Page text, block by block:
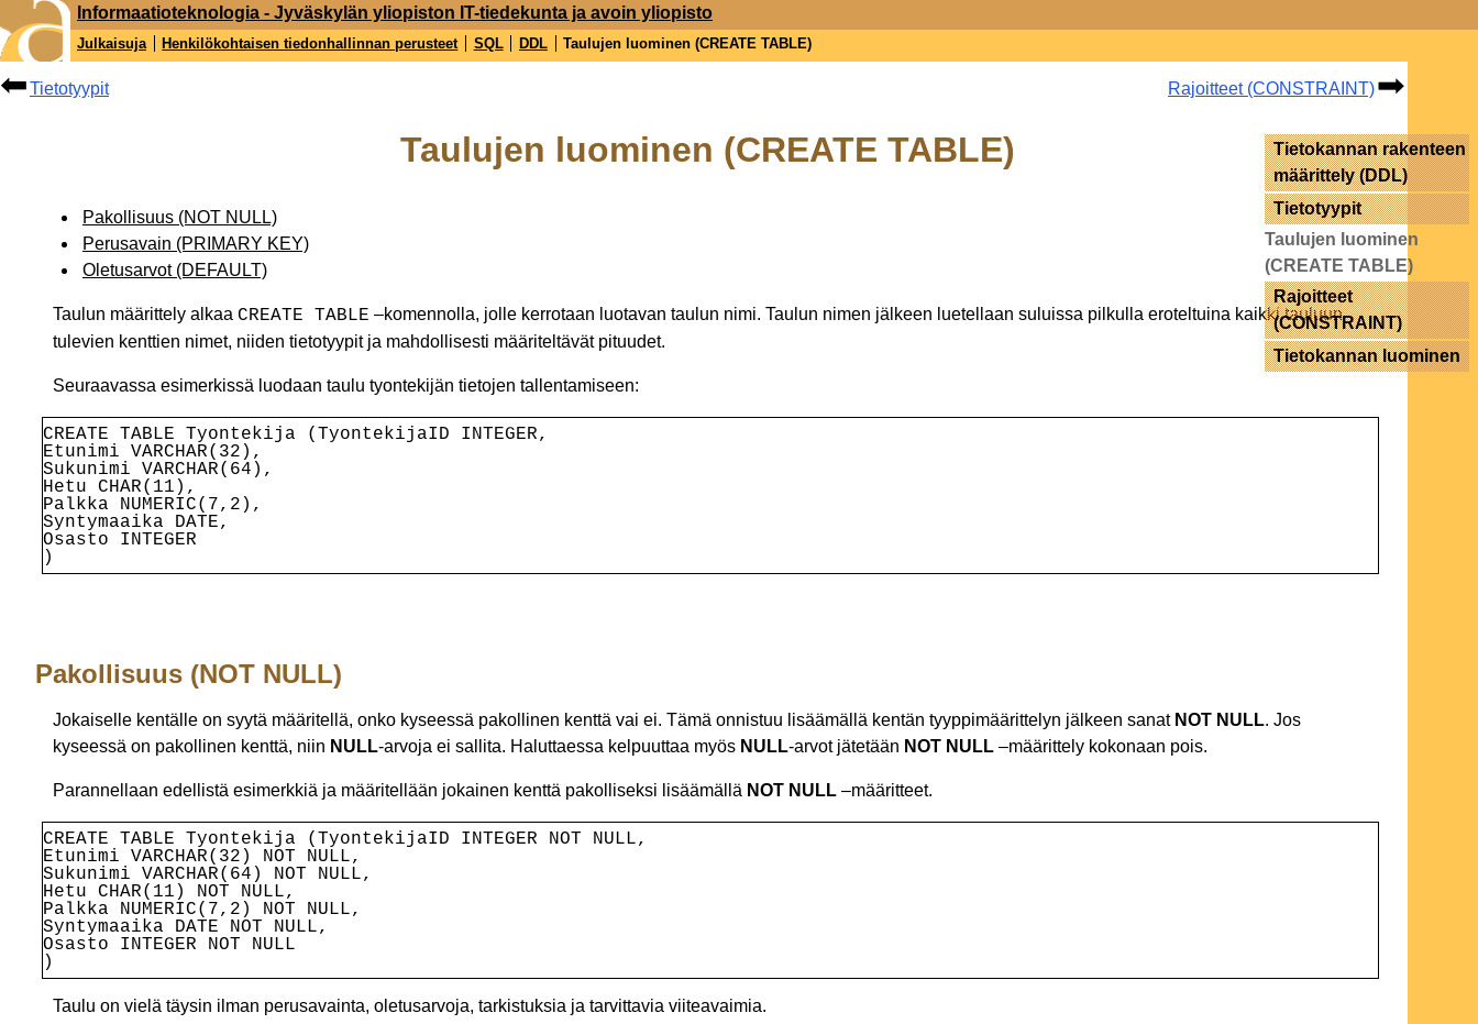
Taulujen luominen (CREATE TABLE)
Pakollisuus (NOT NULL)
Perusavain (PRIMARY KEY)
Oletusarvot (DEFAULT)
Taulun määrittely alkaa CREATE TABLE –komennolla, jolle kerrotaan luotavan taulun nimi. Taulun nimen jälkeen luetellaan suluissa pilkulla eroteltuina kaikki tauluun
tulevien kenttien nimet, niiden tietotyypit ja mahdollisesti määriteltävät pituudet.
Seuraavassa esimerkissä luodaan taulu tyontekijän tietojen tallentamiseen:
CREATE TABLE Tyontekija (TyontekijaID INTEGER,
Etunimi VARCHAR(32),
Sukunimi VARCHAR(64),
Hetu CHAR(11),
Palkka NUMERIC(7,2),
Syntymaaika DATE,
Osasto INTEGER
)
Pakollisuus (NOT NULL)
Jokaiselle kentälle on syytä määritellä, onko kyseessä pakollinen kenttä vai ei. Tämä onnistuu lisäämällä kentän tyyppimäärittelyn jälkeen sanat NOT NULL. Jos
kyseessä on pakollinen kenttä, niin NULL-arvoja ei sallita. Haluttaessa kelpuuttaa myös NULL-arvot jätetään NOT NULL –määrittely kokonaan pois.
Parannellaan edellistä esimerkkiä ja määritellään jokainen kenttä pakolliseksi lisäämällä NOT NULL –määritteet.
CREATE TABLE Tyontekija (TyontekijaID INTEGER NOT NULL,
Etunimi VARCHAR(32) NOT NULL,
Sukunimi VARCHAR(64) NOT NULL,
Hetu CHAR(11) NOT NULL,
Palkka NUMERIC(7,2) NOT NULL,
Syntymaaika DATE NOT NULL,
Osasto INTEGER NOT NULL
)
Taulu on vielä täysin ilman perusavainta, oletusarvoja, tarkistuksia ja tarvittavia viiteavaimia.
Tietotyypit Rajoitteet (CONSTRAINT)
Tietokannan rakenteen
määrittely (DDL)
Tietotyypit
Taulujen luominen
(CREATE TABLE)
Rajoitteet
(CONSTRAINT)
Tietokannan luominen
Informaatioteknologia - Jyväskylän yliopiston IT-tiedekunta ja avoin yliopisto
Julkaisuja Henkilökohtaisen tiedonhallinnan perusteet SQL DDL Taulujen luominen (CREATE TABLE)